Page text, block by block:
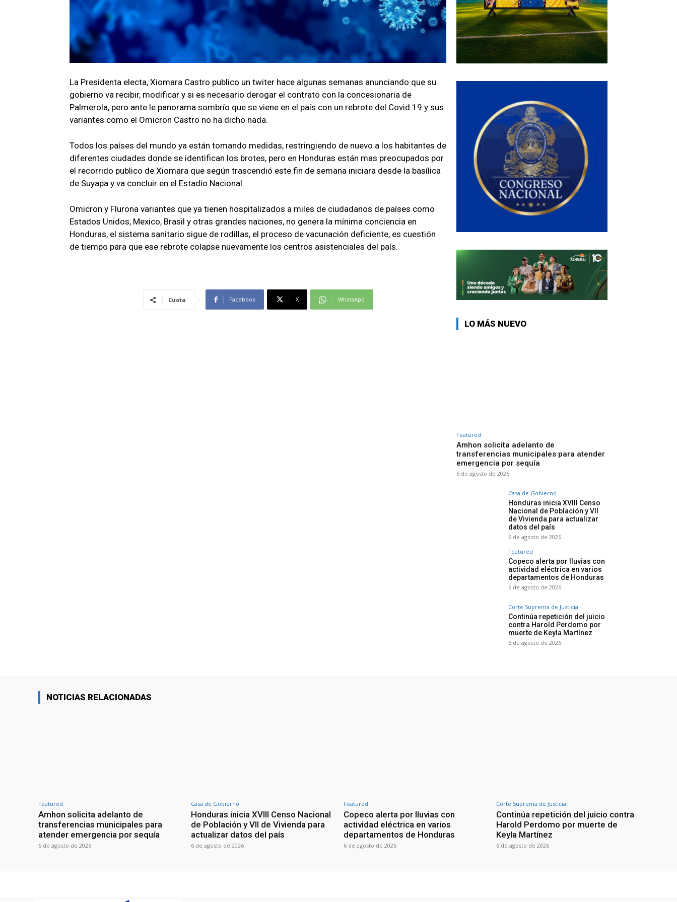
La Presidenta electa, Xiomara Castro publico un twiter hace algunas semanas anunciando que su
gobierno va recibir, modificar y si es necesario derogar el contrato con la concesionaria de
Palmerola, pero ante le panorama sombrío que se viene en el país con un rebrote del Covid 19 y sus
variantes como el Omicron Castro no ha dicho nada.
Todos los países del mundo ya están tomando medidas, restringiendo de nuevo a los habitantes de
diferentes ciudades donde se identifican los brotes, pero en Honduras están mas preocupados por
el recorrido publico de Xiomara que según trascendió este fin de semana iniciara desde la basílica
de Suyapa y va concluir en el Estadio Nacional.
Omicron y Flurona variantes que ya tienen hospitalizados a miles de ciudadanos de países como
Estados Unidos, Mexico, Brasil y otras grandes naciones, no genera la mínima conciencia en
Honduras, el sistema sanitario sigue de rodillas, el proceso de vacunación deficiente, es cuestión
de tiempo para que ese rebrote colapse nuevamente los centros asistenciales del país.
Cuota Facebook X WhatsApp
LO MÁS NUEVO
Featured
Amhon solicita adelanto de
transferencias municipales para atender
emergencia por sequía
6 de agosto de 2026
Casa de Gobierno
Honduras inicia XVIII Censo
Nacional de Población y VII
de Vivienda para actualizar
datos del país
6 de agosto de 2026
Featured
Copeco alerta por lluvias con
actividad eléctrica en varios
departamentos de Honduras
6 de agosto de 2026
Corte Suprema de Justicia
Continúa repetición del juicio
contra Harold Perdomo por
muerte de Keyla Martínez
6 de agosto de 2026
NOTICIAS RELACIONADAS
Featured
Amhon solicita adelanto de
transferencias municipales para
atender emergencia por sequía
6 de agosto de 2026
Casa de Gobierno
Honduras inicia XVIII Censo Nacional
de Población y VII de Vivienda para
actualizar datos del país
6 de agosto de 2026
Featured
Copeco alerta por lluvias con
actividad eléctrica en varios
departamentos de Honduras
6 de agosto de 2026
Corte Suprema de Justicia
Continúa repetición del juicio contra
Harold Perdomo por muerte de
Keyla Martínez
6 de agosto de 2026